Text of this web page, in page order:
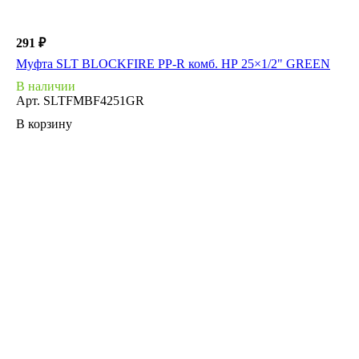
291 ₽
Муфта SLT BLOCKFIRE PP-R комб. НР 25×1/2" GREEN
В наличии
Арт. SLTFMBF4251GR
В корзину